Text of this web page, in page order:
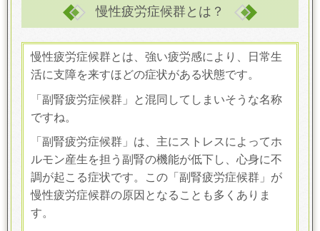
慢性疲労症候群とは？
慢性疲労症候群とは、強い疲労感により、日常生
活に支障を来すほどの症状がある状態です。
「副腎疲労症候群」と混同してしまいそうな名称
ですね。
「副腎疲労症候群」は、主にストレスによってホ
ルモン産生を担う副腎の機能が低下し、心身に不
調が起こる症状です。この「副腎疲労症候群」が
慢性疲労症候群の原因となることも多くありま
す。